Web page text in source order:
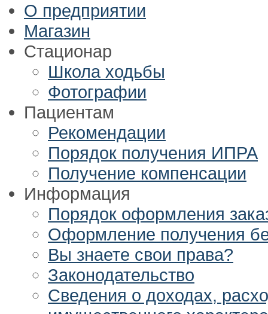
О предприятии
Магазин
Стационар
Школа ходьбы
Фотографии
Пациентам
Рекомендации
Порядок получения ИПРА
Получение компенсации
Информация
Порядок оформления
Оформление получения
Вы знаете свои права?
Законодательство
Сведения о доходах,